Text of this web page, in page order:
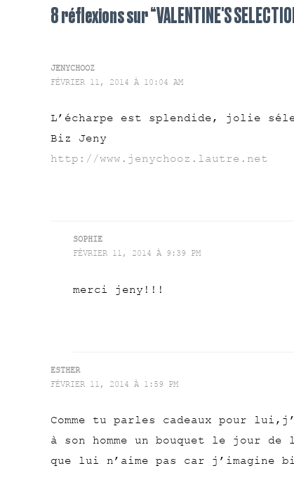
8 réflexions sur “VALENTINE'S
JENYCHOOZ
FÉVRIER 11, 2014 À 10:04 AM
L’écharpe est splendide, jolie
Biz Jeny
http://www.jenychooz.lautre.net
SOPHIE
FÉVRIER 11, 2014 À 9:39 PM
merci jeny!!!
ESTHER
FÉVRIER 11, 2014 À 1:59 PM
Comme tu parles cadeaux pour
à son homme un bouquet le jour
que lui n’aime pas car j’imagine